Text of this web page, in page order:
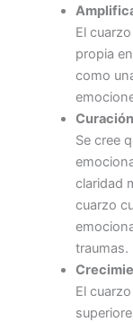
El
propia
como
Se cree
claridad
cuarzo
traumas.
El